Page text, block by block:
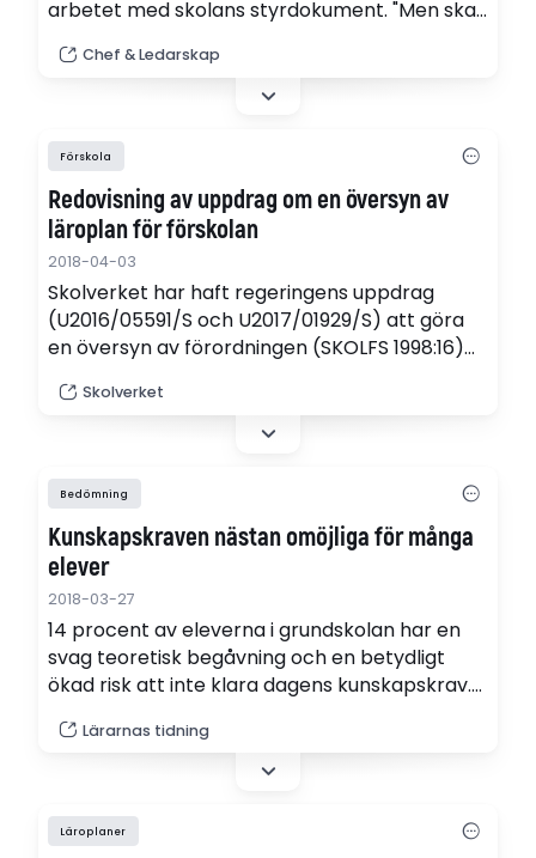
arbetet med skolans styrdokument. "Men ska
regeringen", säger generaldirektör Peter
Chef & Ledarskap
Förskola
Redovisning av uppdrag om en översyn av
läroplan för förskolan
2018-04-03
Skolverket har haft regeringens uppdrag
(U2016/05591/S och U2017/01929/S) att göra
en översyn av förordningen (SKOLFS 1998:16)
förskolans uppdrag. Skolverkets förslag till
reviderad läroplan för förskolan finns i bilaga 1.
Skolverket
Bedömning
Kunskapskraven nästan omöjliga för många
elever
2018-03-27
14 procent av eleverna i grundskolan har en
svag teoretisk begåvning och en betydligt
ökad risk att inte klara dagens kunskapskrav.
tala om när läroplanen togs fram – men ingen
Lärarnas tidning
Läroplaner